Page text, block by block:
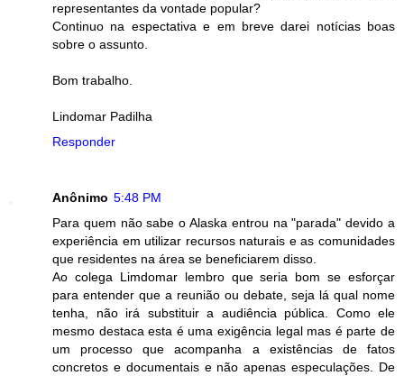
representantes da vontade popular?
Continuo na espectativa e em breve darei notícias boas
sobre o assunto.
Bom trabalho.
Lindomar Padilha
Responder
Anônimo 5:48 PM
Para quem não sabe o Alaska entrou na "parada" devido a
experiência em utilizar recursos naturais e as comunidades
que residentes na área se beneficiarem disso.
Ao colega Limdomar lembro que seria bom se esforçar
para entender que a reunião ou debate, seja lá qual nome
tenha, não irá substituir a audiência pública. Como ele
mesmo destaca esta é uma exigência legal mas é parte de
um processo que acompanha a existências de fatos
concretos e documentais e não apenas especulações. De